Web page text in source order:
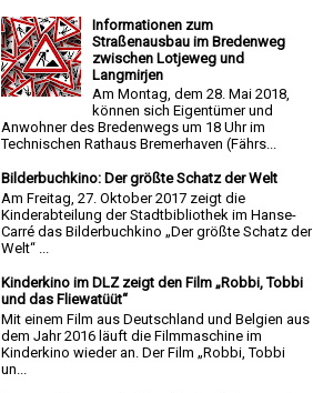
Informationen zum
Straßenausbau im Bredenweg
zwischen Lotjeweg und
Langmirjen
Am Montag, dem 28. Mai 2018,
können sich Eigentümer und
Anwohner des Bredenwegs um 18 Uhr im
Technischen Rathaus Bremerhaven (Fährs...
Bilderbuchkino: Der größte Schatz der Welt
Am Freitag, 27. Oktober 2017 zeigt die
Kinderabteilung der Stadtbibliothek im Hanse-
Carré das Bilderbuchkino „Der größte Schatz der
Welt“ ...
Kinderkino im DLZ zeigt den Film „Robbi, Tobbi
und das Fliewatüüt“
Mit einem Film aus Deutschland und Belgien aus
dem Jahr 2016 läuft die Filmmaschine im
Kinderkino wieder an. Der Film „Robbi, Tobbi
un...